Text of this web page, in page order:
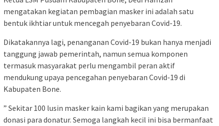
mengatakan kegiatan pembagian masker ini adalah satu
bentuk ikhtiar untuk mencegah penyebaran Covid-19.
Dikatakannya lagi, penanganan Covid-19 bukan hanya menjadi
tanggung jawab pemerintah, namun semua komponen
termasuk masyarakat perlu mengambil peran aktif
mendukung upaya pencegahan penyebaran Covid-19 di
Kabupaten Bone.
” Sekitar 100 lusin masker kain kami bagikan yang merupakan
donasi para donatur. Semoga langkah kecil ini bisa bermanfaat